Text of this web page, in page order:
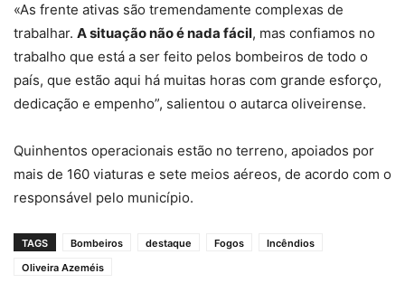
«As frente ativas são tremendamente complexas de
trabalhar. A situação não é nada fácil, mas confiamos no
trabalho que está a ser feito pelos bombeiros de todo o
país, que estão aqui há muitas horas com grande esforço,
dedicação e empenho”, salientou o autarca oliveirense.
Quinhentos operacionais estão no terreno, apoiados por
mais de 160 viaturas e sete meios aéreos, de acordo com o
responsável pelo município.
TAGS Bombeiros destaque Fogos
Incêndios
Oliveira Azeméis